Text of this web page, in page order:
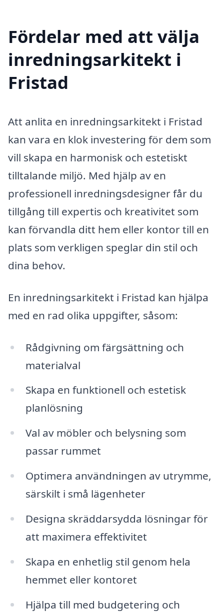
Fördelar med att välja
inredningsarkitekt i
Fristad
Att anlita en inredningsarkitekt i Fristad
kan vara en klok investering för dem som
vill skapa en harmonisk och estetiskt
tilltalande miljö. Med hjälp av en
professionell inredningsdesigner får du
tillgång till expertis och kreativitet som
kan förvandla ditt hem eller kontor till en
plats som verkligen speglar din stil och
dina behov.
En inredningsarkitekt i Fristad kan hjälpa
med en rad olika uppgifter, såsom:
Rådgivning om färgsättning och
materialval
Skapa en funktionell och estetisk
planlösning
Val av möbler och belysning som
passar rummet
Optimera användningen av utrymme,
särskilt i små lägenheter
Designa skräddarsydda lösningar för
att maximera effektivitet
Skapa en enhetlig stil genom hela
hemmet eller kontoret
Hjälpa till med budgetering och